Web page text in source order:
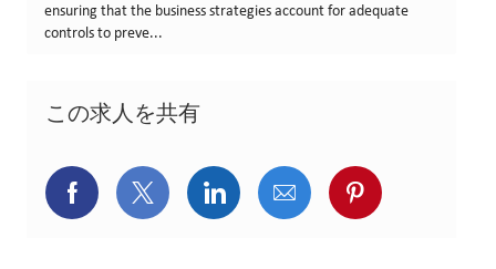
ensuring that the business strategies account for adequate
controls to preve...
この求人を共有
Facebookでシェア
X(旧Twitter)でシェア
LinkedInでシェア
メールでシェア
Pinterestで